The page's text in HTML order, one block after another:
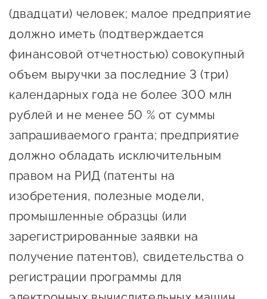
(двадцати) человек; малое предприятие
должно иметь (подтверждается
финансовой отчетностью) совокупный
объем выручки за последние 3 (три)
календарных года не более 300 млн
рублей и не менее 50 % от суммы
запрашиваемого гранта; предприятие
должно обладать исключительным
правом на РИД (патенты на
изобретения, полезные модели,
промышленные образцы (или
зарегистрированные заявки на
получение патентов), свидетельства о
регистрации программы для